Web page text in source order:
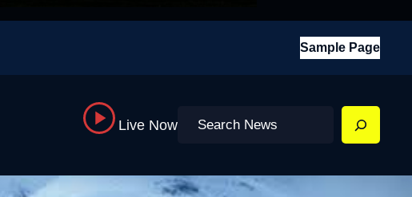
Sample Page
Live Now Search